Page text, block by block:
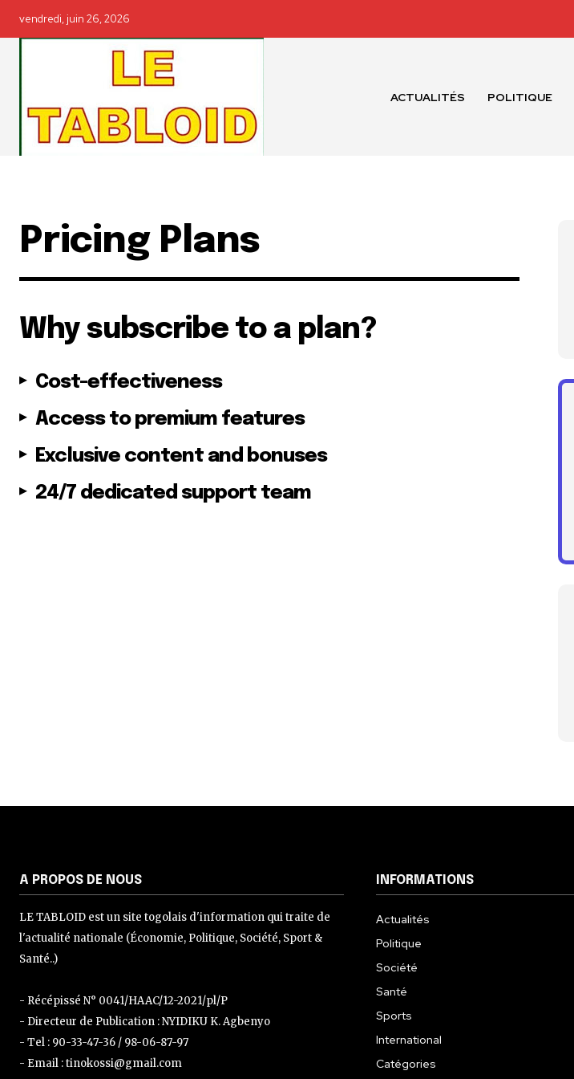
vendredi, juin 26, 2026
ACTUALITÉS POLITIQUE
Pricing Plans
Why subscribe to a plan?
Cost-effectiveness
Access to premium features
Exclusive content and bonuses
24/7 dedicated support team
A PROPOS DE NOUS
LE TABLOID est un site togolais d'information qui traite de
l'actualité nationale (Économie, Politique, Société, Sport &
Santé..)
- Récépissé N° 0041/HAAC/12-2021/pl/P
- Directeur de Publication : NYIDIKU K. Agbenyo
- Tel : 90-33-47-36 / 98-06-87-97
- Email : tinokossi@gmail.com
INFORMATIONS
Actualités
Politique
Société
Santé
Sports
International
Catégories